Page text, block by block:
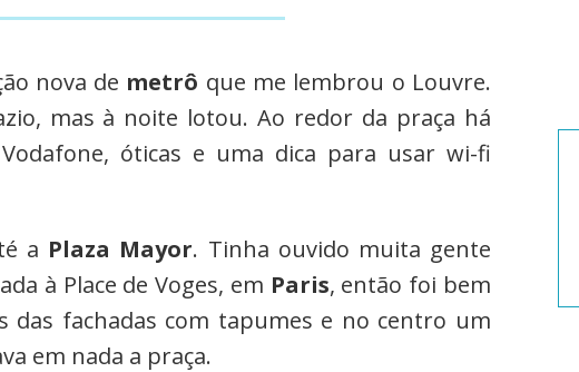
nova de metrô que me lembrou o Louvre.
mas à noite lotou. Ao redor da praça há
óticas e uma dica para usar wi-fi
a Plaza Mayor. Tinha ouvido muita gente
à Place de Voges, em Paris, então foi bem
das fachadas com tapumes e no centro um
em nada a praça.